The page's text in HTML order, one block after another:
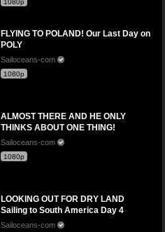
1080p
FLYING TO POLAND! Our Last Day on
POLY
Sailoceans-com
1080p
ALMOST THERE AND HE ONLY
THINKS ABOUT ONE THING!
Sailoceans-com
1080p
LOOKING OUT FOR DRY LAND
Sailing to South America Day 4
Sailoceans-com